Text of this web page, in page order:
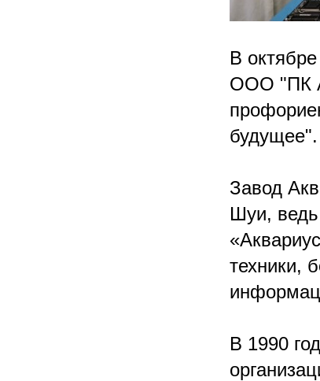
В
ООО "ПК
будущее".
Завод
Шуи, ведь
техники,
В 1990